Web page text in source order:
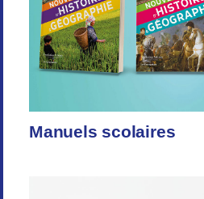
Manuels scolaires